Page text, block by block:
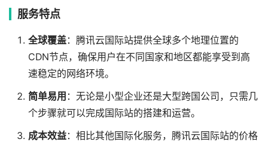
服务特点
全球覆盖：腾讯云国际站提供全球多个地理位置的
CDN节点，确保用户在不同国家和地区都能享受到高
速稳定的网络环境。
简单易用 ：无论是小型企业还是大型跨国公司，只需几
个步骤就可以完成国际站的搭建和运营。
成本效益：相比其他国际化服务，腾讯云国际站的价格